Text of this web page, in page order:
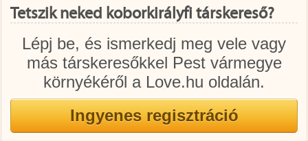
Tetszik neked koborkirályfi társkereső?
Lépj be, és ismerkedj meg vele vagy
más társkeresőkkel Pest vármegye
környékéről a Love.hu oldalán.